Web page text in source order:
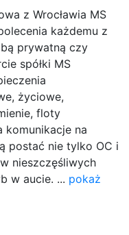
z Wrocławia MS
każdemu z
prywatną czy
spółki MS
życiowe,
floty
komunikacje na
postać nie tylko OC i
nieszczęśliwych
w aucie. ... pokaż